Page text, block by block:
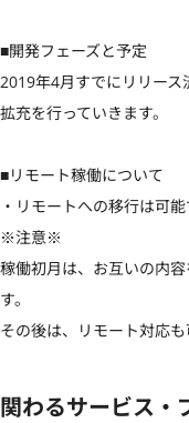
■開発フェーズと予定
2019年4月すでにリリース
拡充を行っていきます。
■リモート稼働について
・リモートへの移行は可能
※注意※
稼働初月は、お互いの内
す。
その後は、リモート対応も
関わるサービス・